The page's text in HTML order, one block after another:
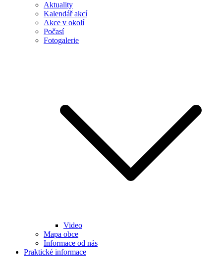
Aktuality
Kalendář akcí
Akce v okolí
Počasí
Fotogalerie
Video
Mapa obce
Informace od nás
Praktické informace